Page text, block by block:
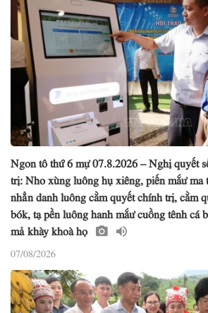
Ngon tô thứ 6 mự 07.8.2026 – Nghị quyết
trị: Nho xùng luông hụ xiêng, piến mắư ma
nhẳn danh luông cằm quyết chính trị, cằm
bók, tạ pền luông hanh mắư cuồng tênh cá
mả khày khoà họ
07/08/2026